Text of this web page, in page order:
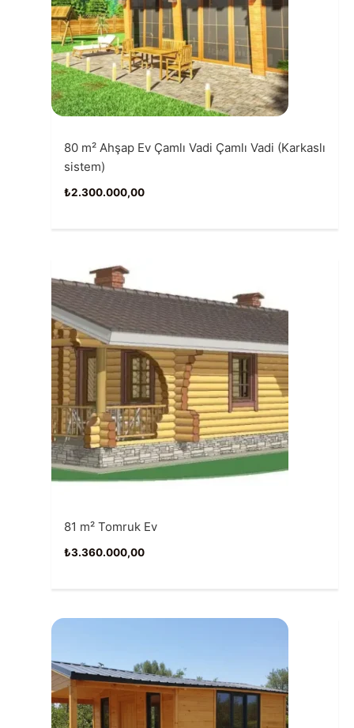
80 m² Ahşap Ev Çamlı Vadi Çamlı Vadi (Karkaslı
sistem)
₺2.300.000,00
81 m² Tomruk Ev
₺3.360.000,00